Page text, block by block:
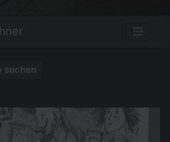
suchen